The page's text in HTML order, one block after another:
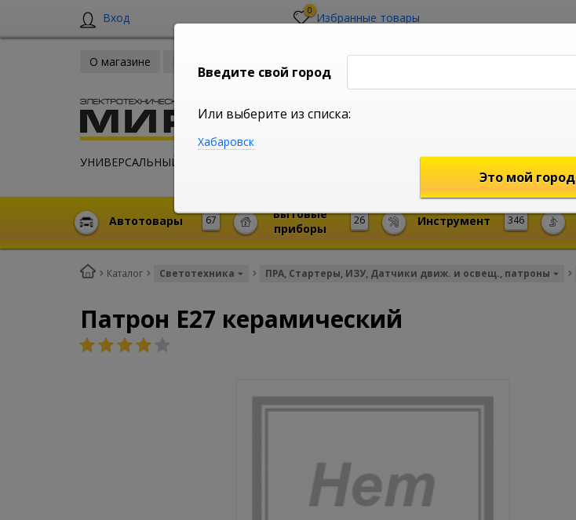
Вход 0 Избранные товары
О магазине
УНИВЕРСАЛЬНЫЙ ИНТЕРНЕТ МАГАЗИН shop@mireks.ru
67
Автотовары 26
Бытовые
приборы
346
Инструмент
Каталог Светотехника ПРА, Стартеры, ИЗУ, Датчики движ. и освещ., патроны
Патрон Е27 керамический
Введите свой город
Или выберите из списка:
Хабаровск
Это мой город